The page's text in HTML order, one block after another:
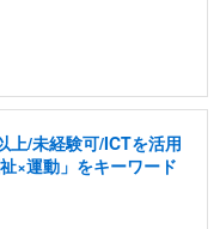
上/未経験可/ICTを活用
×運動」をキーワード